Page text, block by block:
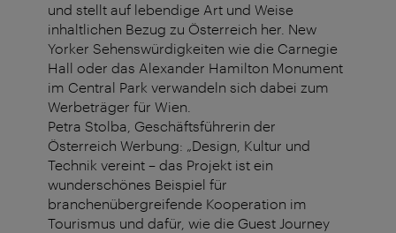
und stellt auf lebendige Art und Weise
inhaltlichen Bezug zu Österreich her. New
Yorker Sehenswürdigkeiten wie die Carnegie
Hall oder das Alexander Hamilton Monument
im Central Park verwandeln sich dabei zum
Werbeträger für Wien.
Petra Stolba, Geschäftsführerin der
Österreich Werbung: „Design, Kultur und
Technik vereint – das Projekt ist ein
wunderschönes Beispiel für
branchenübergreifende Kooperation im
Tourismus und dafür, wie die Guest Journey